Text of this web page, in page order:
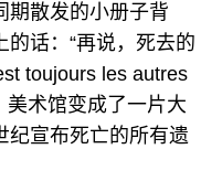
期散发的小册子背
话：“再说，死去的
toujours les autres
术馆变成了一片大
纪宣布死亡的所有遗